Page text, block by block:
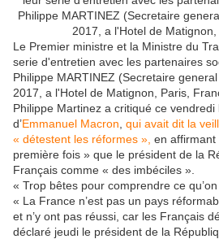
Le Premier ministre et la Ministre du
serie d'entretien avec les partenaires
Philippe MARTINEZ (Secretaire
2017, a l'Hotel de Matignon, Paris,
Philippe Martinez a critiqué ce vendredi
d’Emmanuel Macron qui avait dit la
« détestent les réformes », en affirmant
première fois » que le président de la
Français comme « des imbéciles ».
« Trop bêtes pour comprendre ce
« La France n’est pas un pays
et n’y ont pas réussi, car les Français
déclaré jeudi le président de la